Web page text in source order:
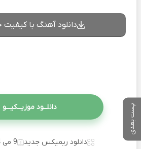
پست بعدی
دانلود آهنگ با کیفیت
دانلــود موزیــکیـــو
دانلود ریمیکس جدید 9 می 2024